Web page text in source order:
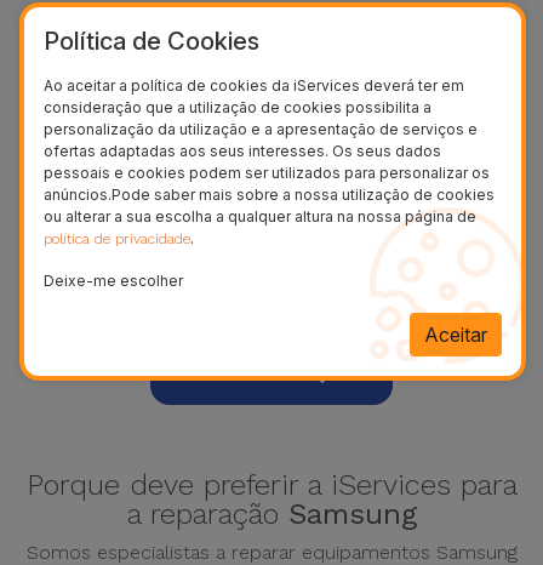
Ver mais
Porque deve preferir a iServices para
a reparação Samsung
Somos especialistas a reparar equipamentos Samsung
Política de Cookies
Ao aceitar a política de cookies da iServices deverá ter em
consideração que a utilização de cookies possibilita a
personalização da utilização e a apresentação de serviços e
ofertas adaptadas aos seus interesses. Os seus dados
pessoais e cookies podem ser utilizados para personalizar os
anúncios.Pode saber mais sobre a nossa utilização de cookies
ou alterar a sua escolha a qualquer altura na nossa página de
política de privacidade.
Deixe-me escolher
Aceitar